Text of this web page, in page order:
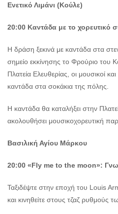
Ενετικό Λιμάνι (Κούλε)
20:00 Καντάδα με το
Η δράση ξεκινά με καντάδα στα
σημείο εκκίνησης το Φρούριο του
Πλατεία Ελευθερίας, οι μουσικοί
καντάδα στα σοκάκια της πόλης.
Η καντάδα θα καταλήξει στην
ακολουθήσει μουσικοχορευτική
Βασιλική Αγίου Μάρκου
20:00 «Fly me to the moon»:
Ταξιδέψτε στην εποχή του Louis
και κινηθείτε στους τζαζ ρυθμούς